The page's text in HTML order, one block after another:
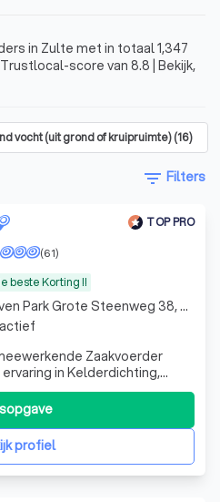
in Zulte met in totaal 1,347
score van 8.8 | Bekijk,
vocht (uit grond of kruipruimte)(16)
filter_list Filters
TOP PRO
beste Korting !!
(61)
Zaakvoerder
in Kelderdichting,
Plaatsen van Ventilatie +
kaleien.
profiel
Bedrijven Park Grote Steenweg 38, Zulte